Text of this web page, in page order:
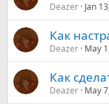
Deazer Jan
Как
Deazer May
Как
Deazer May